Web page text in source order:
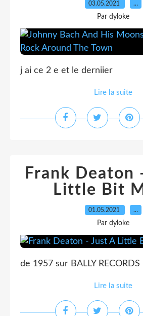
03.05.2021 …
Par dyloke
j ai ce 2 e et le derniier
Lire la suite
Frank Deaton
Little Bit
01.05.2021 …
Par dyloke
de 1957 sur BALLY RECORDS
Lire la suite